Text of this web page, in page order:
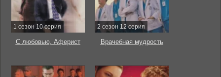
1 сезон 10 серия
С любовью, Аферист
2 сезон 12 серия
Врачебная мудрость